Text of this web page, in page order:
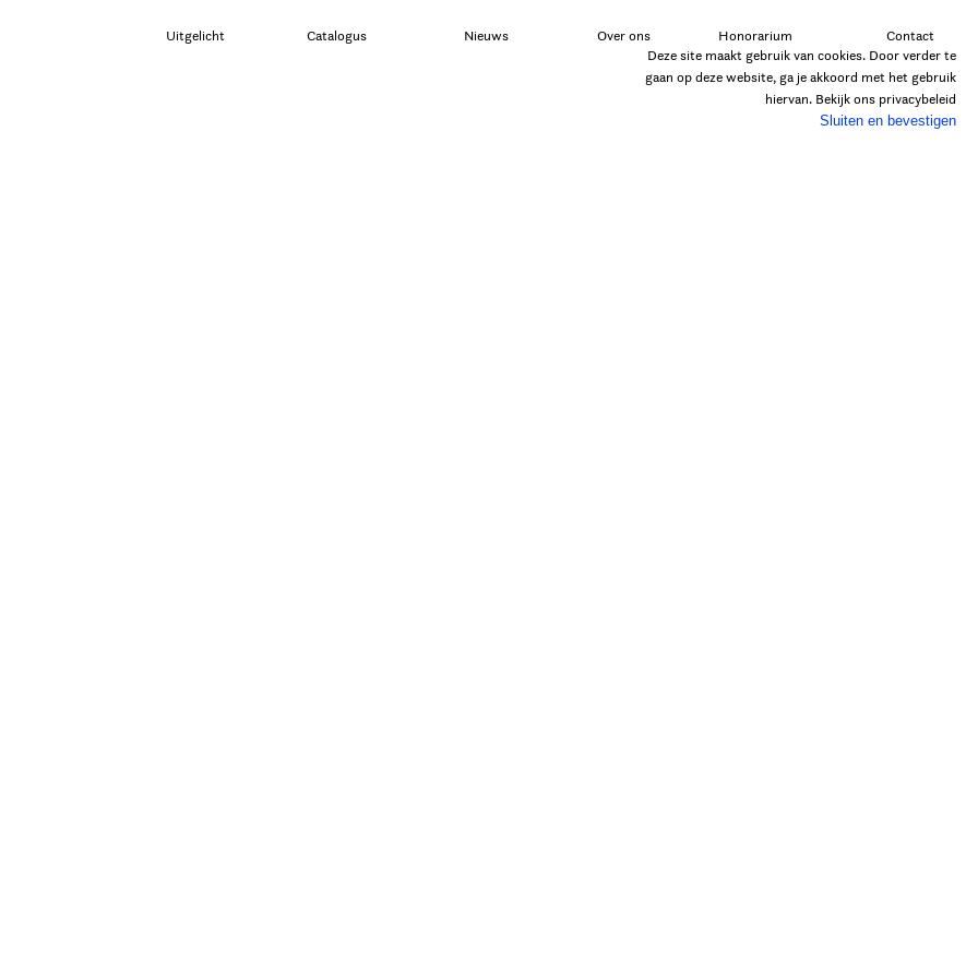
Deze site maakt gebruik van cookies. Door verder te
gaan op deze website, ga je akkoord met het gebruik
hiervan. Bekijk ons privacybeleid
Sluiten en bevestigen
Uitgelicht Catalogus Nieuws Over ons Honorarium Contact